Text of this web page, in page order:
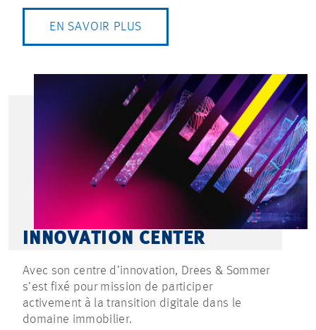
EN SAVOIR PLUS
INNOVATION CENTER
Avec son centre d’innovation, Drees & Sommer
s’est fixé pour mission de participer
activement à la transition digitale dans le
domaine immobilier.